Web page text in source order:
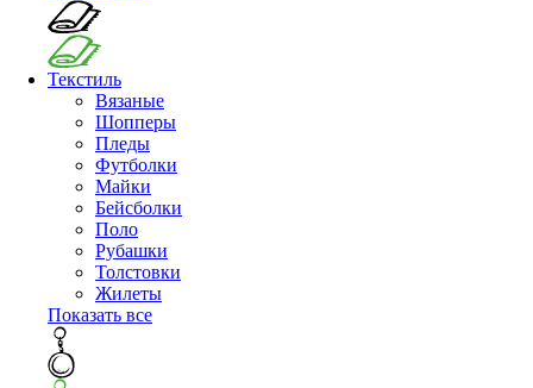
Текстиль
Вязаные
Шопперы
Пледы
Футболки
Майки
Бейсболки
Поло
Рубашки
Толстовки
Жилеты
Показать все